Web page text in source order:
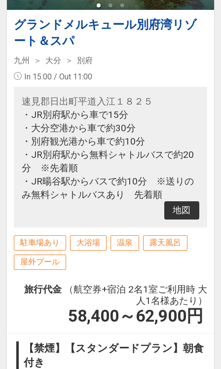
グランドメルキュール別府湾リゾ
ート＆スパ
九州 大分
別府
In 15:00 / Out 11:00
速見郡日出町平道入江１８２５
・JR別府駅から車で15分
・大分空港から車で約30分
・別府観光港から車で約10分
・JR別府駅から無料シャトルバスで約20
分 ※先着順
・JR暘谷駅からバスで約10分 ※送りの
み無料シャトルバスあり 先着順
地図
駐車場あり 大浴場 温泉 露天風呂
屋外プール
旅行代金
（航空券+宿泊 2名1室ご利用時 大
人1名様あたり）
58,400～62,900 円
【禁煙】【スタンダードプラン】朝食
付き